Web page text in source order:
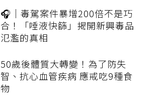
🎧｜毒駕案件暴增200倍不是巧
合！「唾液快篩」揭開新興毒品
氾濫的真相
50歲後體質大轉變！為了防失
智、抗心血管疾病 應戒吃9種食
物